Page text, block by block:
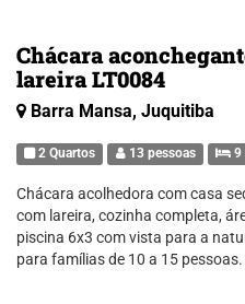
Chácara
lareira LT0084
Barra Mansa, Juquitiba
2 Quartos 13 pessoas 9
Chácara acolhedora com casa
com lareira, cozinha completa,
piscina 6x3 com vista para a
para famílias de 10 a 15 pessoas.